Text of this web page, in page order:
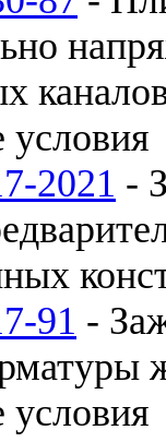
условия
2021 -
91 -
условия